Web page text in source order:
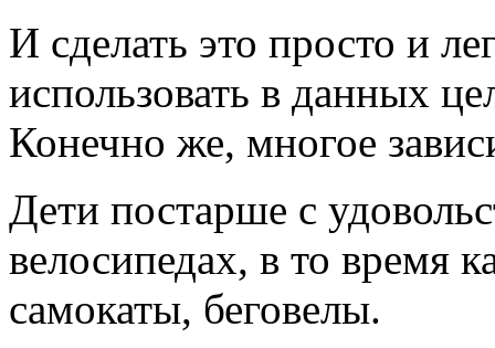
И сделать это просто и
использовать в данных
Конечно же, многое
Дети постарше с
велосипедах, в то время
самокаты, беговелы.